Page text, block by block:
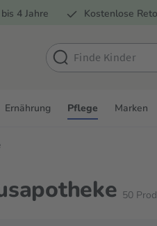
4 Jahre Kostenlose
Ernährung Pflege Marken
50